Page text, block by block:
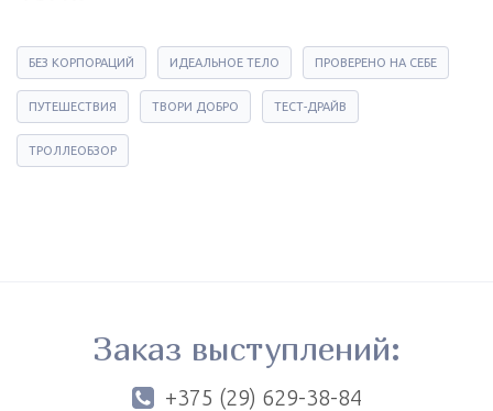
БЕЗ КОРПОРАЦИЙ ИДЕАЛЬНОЕ ТЕЛО ПРОВЕРЕНО НА СЕБЕ
ПУТЕШЕСТВИЯ ТВОРИ ДОБРО ТЕСТ-ДРАЙВ
ТРОЛЛЕОБЗОР
Заказ выступлений:
+375 (29) 629-38-84